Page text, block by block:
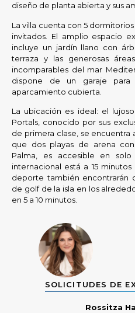
diseño de planta abierta y sus
La villa cuenta con 5
invitados. El amplio espacio
incluye un jardín llano con
terraza y las generosas
incomparables del mar
dispone de un garaje
aparcamiento cubierta.
La ubicación es ideal: el
Portals, conocido por sus
de primera clase, se encuentra
que dos playas de arena con
Palma, es accesible en
internacional está a 15
deporte también encontrarán
de golf de la isla en los
en 5 a 10 minutos.
SOLICITUDES DE
Rossitza